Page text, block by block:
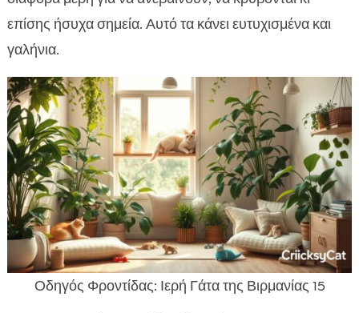
επίσης ήσυχα σημεία. Αυτό τα κάνει ευτυχισμένα και
γαλήνια.
Οδηγός Φροντίδας: Ιερή Γάτα της Βιρμανίας 15